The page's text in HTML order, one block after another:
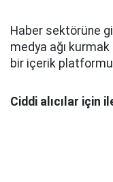
Haber sektörüne
medya ağı
bir içerik
Ciddi alıcılar için